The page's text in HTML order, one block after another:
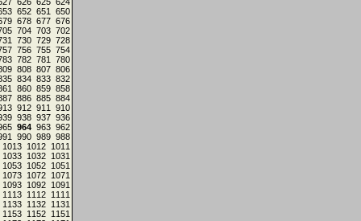
650
651
652
676
677
678
702
703
704
728
729
730
754
755
756
780
781
782
806
807
808
832
833
834
858
859
860
884
885
886
910
911
912
936
937
938
962
963
964
988
989
990
1011
1012
1013
1031
1032
1033
1051
1052
1053
1071
1072
1073
1091
1092
1093
1111
1112
1113
1131
1132
1133
1151
1152
1153